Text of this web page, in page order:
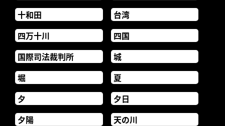
十和田
台湾
四万十川
四国
国際司法裁判所
城
堀
夏
夕
夕日
夕陽
天の川